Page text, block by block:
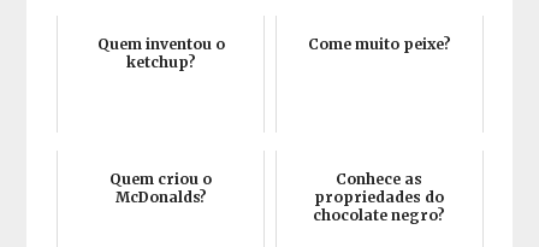
Quem inventou o
ketchup?
Come muito peixe?
Quem criou o
McDonalds?
Conhece as
propriedades do
chocolate negro?